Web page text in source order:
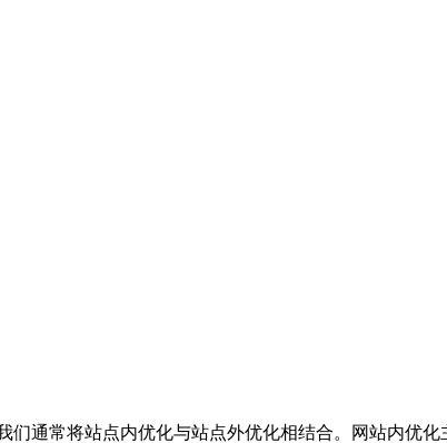
通常将站点内优化与站点外优化相结合。网站内优